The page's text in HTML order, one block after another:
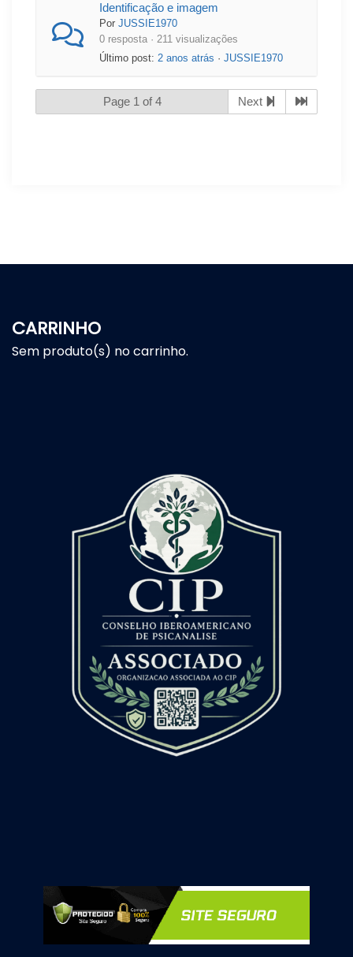
Identificação e imagem
Por JUSSIE1970
0 resposta · 211 visualizações
Último post: 2 anos atrás · JUSSIE1970
Page 1 of 4 Next
CARRINHO
Sem produto(s) no carrinho.